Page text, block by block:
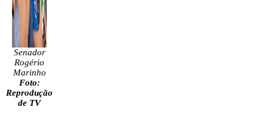
Senador
Rogério
Marinho
Foto:
Reprodução
de TV